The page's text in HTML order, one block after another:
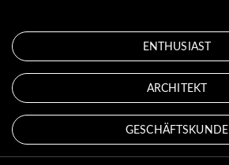
ENTHUSIAST
ARCHITEKT
GESCHÄFTSKUNDE